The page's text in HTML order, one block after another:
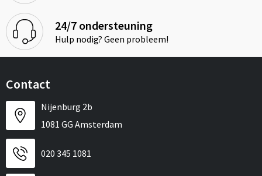
24/7 ondersteuning
Hulp nodig? Geen probleem!
Contact
Nijenburg 2b
1081 GG Amsterdam
020 345 1081